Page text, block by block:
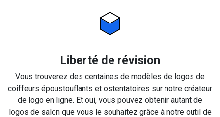
Liberté de révision
Vous trouverez des centaines de modèles de logos de
coiffeurs époustouflants et ostentatoires sur notre créateur
de logo en ligne. Et oui, vous pouvez obtenir autant de
logos de salon que vous le souhaitez grâce à notre outil de